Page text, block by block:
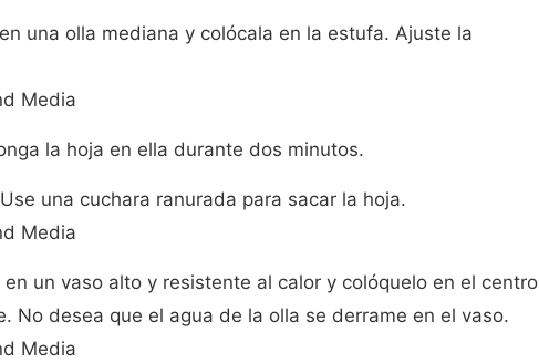
una olla mediana y colócala en la estufa. Ajuste la
Media
la hoja en ella durante dos minutos.
una cuchara ranurada para sacar la hoja.
Media
un vaso alto y resistente al calor y colóquelo en el centro
No desea que el agua de la olla se derrame en el vaso.
Media